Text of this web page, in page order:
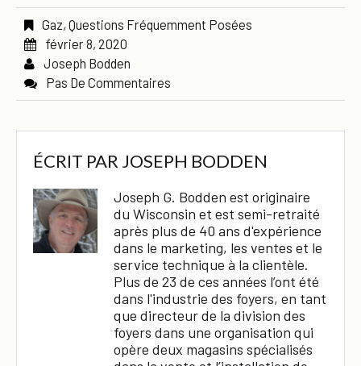
Gaz, Questions Fréquemment Posées
février 8, 2020
Joseph Bodden
Pas De Commentaires
ÉCRIT PAR JOSEPH BODDEN
Joseph G. Bodden est originaire
du Wisconsin et est semi-retraité
après plus de 40 ans d'expérience
dans le marketing, les ventes et le
service technique à la clientèle.
Plus de 23 de ces années l’ont été
dans l'industrie des foyers, en tant
que directeur de la division des
foyers dans une organisation qui
opère deux magasins spécialisés